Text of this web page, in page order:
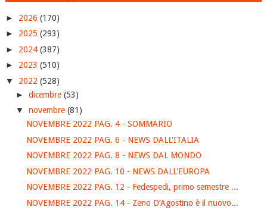
► 2026 (170)
► 2025 (293)
► 2024 (387)
► 2023 (510)
▼ 2022 (528)
► dicembre (53)
▼ novembre (81)
NOVEMBRE 2022 PAG. 4 - SOMMARIO
NOVEMBRE 2022 PAG. 6 - NEWS DALL'ITALIA
NOVEMBRE 2022 PAG. 8 - NEWS DAL MONDO
NOVEMBRE 2022 PAG. 10 - NEWS DALL'EUROPA
NOVEMBRE 2022 PAG. 12 - Fedespedi, primo semestre ...
NOVEMBRE 2022 PAG. 14 - Zeno D’Agostino è il nuovo...